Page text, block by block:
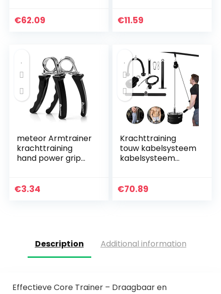
Borst Expander
€62.09
draadkabel met
€11.59
meteor Armtrainer
krachttraining
hand power grip
krachttraining
€3.34
Krachttraining
touw kabelsysteem
kabelsysteem
machine 2
€70.89
Description Additional information
Effectieve Core Trainer – Draagbaar en